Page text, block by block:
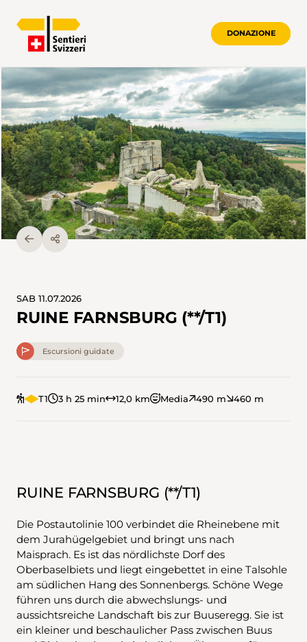
DONAZIONE
SAB 11.07.2026
RUINE FARNSBURG (**/T1)
Escursioni guidate
T1 3 h 25 min 12,0 km Media 490 m 460 m
RUINE FARNSBURG (**/T1)
Die Postautolinie 100 verbindet die Rheinebene mit
dem Jurahügelgebiet und bringt uns nach
Maisprach. Es ist das nördlichste Dorf des
Oberbaselbiets und liegt eingebettet in eine Talsohle
am südlichen Hang des Sonnenbergs. Schöne Wege
führen uns durch die abwechslungs- und
aussichtsreiche Landschaft bis zur Buuseregg. Sie ist
ein kleiner und beschaulicher Pass zwischen Buus